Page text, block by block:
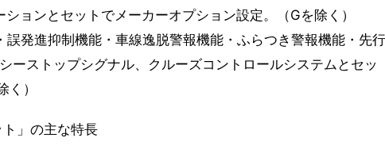
ョンとセットでメーカーオプション設定。（Gを除く）
発進抑制機能・車線逸脱警報機能・ふらつき警報機能・先行
ーストップシグナル、クルーズコントロールシステムとセッ
）
」の主な特長